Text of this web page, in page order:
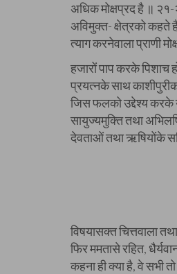
अधिक मोक्षप्रद है ॥ २१-
अविमुक्त- क्षेत्रको कहते
त्याग करनेवाला प्राणी
हजारों पाप करके पिशाच
प्रयत्नके साथ
जिस फलको उद्देश्य करके
सायुज्यमुक्ति तथा
देवताओं तथा ऋषियोंके
विषयासक्त चित्तवाला
फिर ममतासे रहित,
कहना ही क्या है, वे सभी